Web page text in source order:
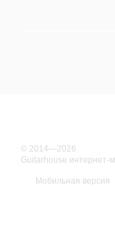
© 2014—2026
Guitarhouse интернет-
Мобильная версия